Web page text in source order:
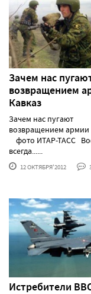
Зачем нас
возвращением
Кавказ
Зачем нас пугают
возвращением армии
фото ИТАР-ТАСС
всегда......
12 ОКТЯБРЯ'2012
Истребители